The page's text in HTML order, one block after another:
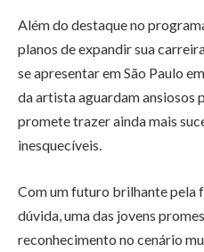
Além do destaque no
planos de expandir sua
se apresentar em São Paulo
da artista aguardam ansiosos
promete trazer ainda mais
inesquecíveis.
Com um futuro brilhante pela
dúvida, uma das jovens
reconhecimento no cenário